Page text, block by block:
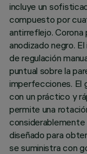
incluye un
compuesto por
antirreflejo. Corona
anodizado negro.
de regulación
puntual sobre la
imperfecciones. El
con un práctico y
permite una
diseñado para
se suministra con